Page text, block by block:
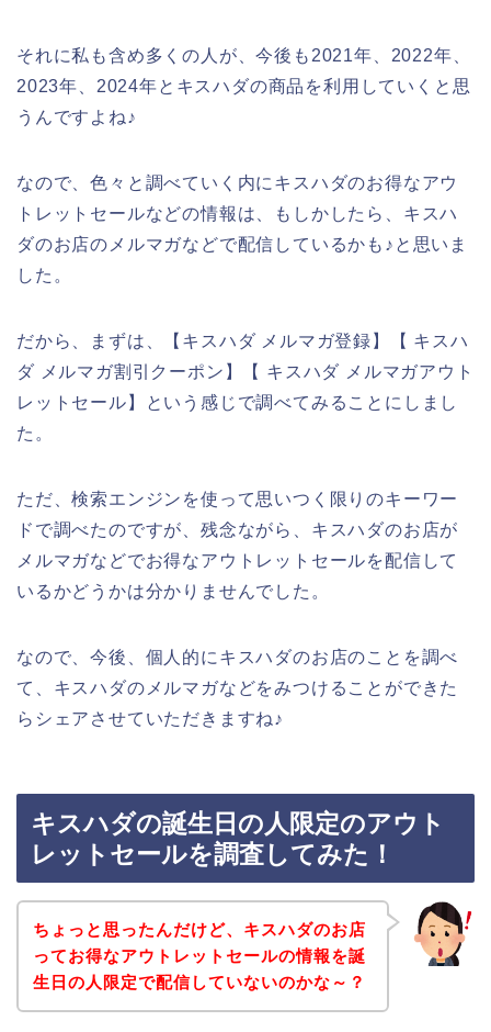
それに私も含め多くの人が、今後も2021年、2022年、
2023年、2024年とキスハダの商品を利用していくと思
うんですよね♪
なので、色々と調べていく内にキスハダのお得なアウ
トレットセールなどの情報は、もしかしたら、キスハ
ダのお店のメルマガなどで配信しているかも♪と思いま
した。
だから、まずは、【キスハダ メルマガ登録】【 キスハ
ダ メルマガ割引クーポン】【 キスハダ メルマガアウト
レットセール】という感じで調べてみることにしまし
た。
ただ、検索エンジンを使って思いつく限りのキーワー
ドで調べたのですが、残念ながら、キスハダのお店が
メルマガなどでお得なアウトレットセールを配信して
いるかどうかは分かりませんでした。
なので、今後、個人的にキスハダのお店のことを調べ
て、キスハダのメルマガなどをみつけることができた
らシェアさせていただきますね♪
キスハダの誕生日の人限定のアウト
レットセールを調査してみた！
ちょっと思ったんだけど、キスハダのお店
ってお得なアウトレットセールの情報を誕
生日の人限定で配信していないのかな～？